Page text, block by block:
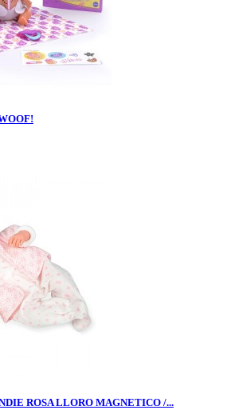
ROSA LLORO MAGNETICO /...